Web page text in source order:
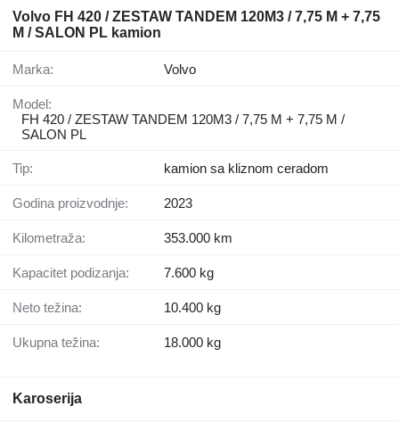
Volvo FH 420 / ZESTAW TANDEM 120M3 / 7,75 M + 7,75
M / SALON PL kamion
Marka: Volvo
Model:
FH 420 / ZESTAW TANDEM 120M3 / 7,75 M + 7,75 M /
SALON PL
Tip: kamion sa kliznom ceradom
Godina proizvodnje: 2023
Kilometraža: 353.000 km
Kapacitet podizanja: 7.600 kg
Neto težina: 10.400 kg
Ukupna težina: 18.000 kg
Karoserija